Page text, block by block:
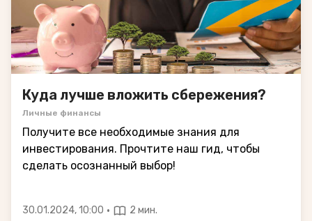
Куда лучше вложить сбережения?
Личные финансы
Получите все необходимые знания для
инвестирования. Прочтите наш гид, чтобы
сделать осознанный выбор!
30.01.2024, 10:00 · 2 мин.